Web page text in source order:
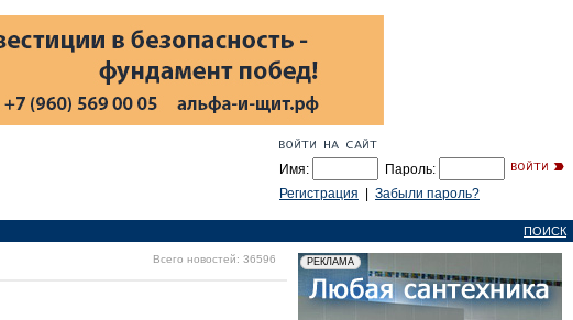
Имя:
Пароль:
Регистрация
Забыли пароль?
ПОИСК
Всего новостей: 36596